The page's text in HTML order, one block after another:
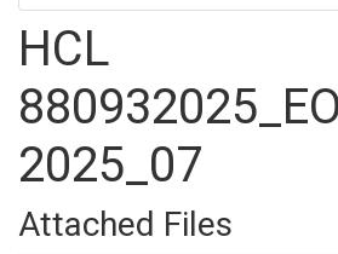
HCL
2025_07
Attached Files